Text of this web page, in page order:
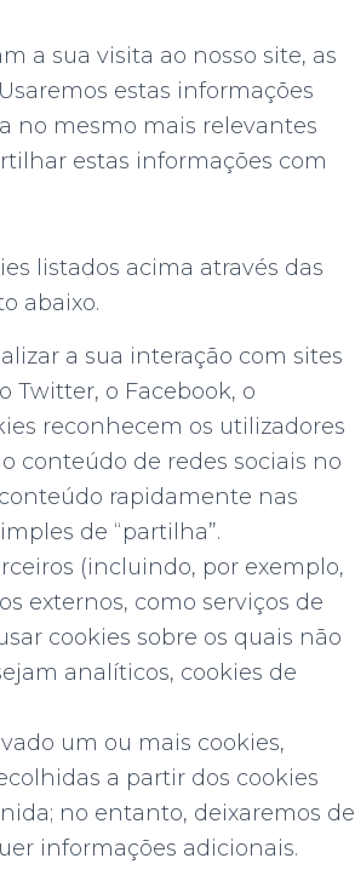
a sua visita ao nosso site, as
estas informações
no mesmo mais relevantes
estas informações com
listados acima através das
abaixo.
a sua interação com sites
Twitter, o Facebook, o
reconhecem os utilizadores
conteúdo de redes sociais no
rapidamente nas
de “partilha”.
(incluindo, por exemplo,
externos, como serviços de
cookies sobre os quais não
analíticos, cookies de
um ou mais cookies,
a partir dos cookies
no entanto, deixaremos de
informações adicionais.